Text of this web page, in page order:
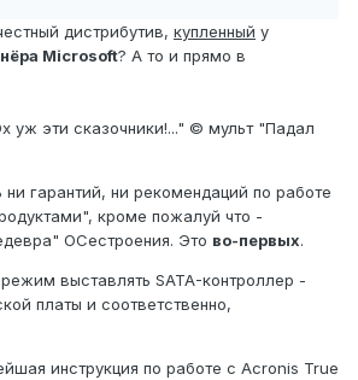
дистрибутив, купленный у
Microsoft? А то и прямо в
уж эти сказочники!..." © мульт "Падал
гарантий, ни рекомендаций по работе
кроме пожалуй что -
ОСестроения. Это во-первых.
выставлять SATA-контроллер -
платы и соответственно,
инструкция по работе с Acronis True